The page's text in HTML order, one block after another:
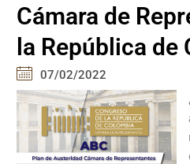
Cámara de
la República de
07/02/2022